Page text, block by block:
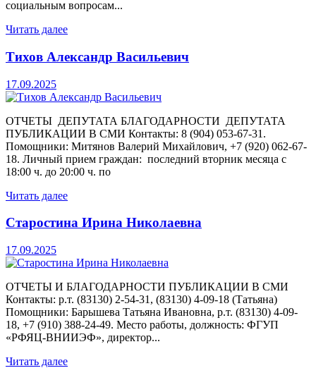
социальным вопросам...
Читать далее
Тихов Александр Васильевич
17.09.2025
ОТЧЕТЫ ДЕПУТАТА БЛАГОДАРНОСТИ ДЕПУТАТА
ПУБЛИКАЦИИ В СМИ Контакты: 8 (904) 053-67-31.
Помощники: Митянов Валерий Михайлович, +7 (920) 062-67-
18. Личный прием граждан: последний вторник месяца с
18:00 ч. до 20:00 ч. по
Читать далее
Старостина Ирина Николаевна
17.09.2025
ОТЧЕТЫ И БЛАГОДАРНОСТИ ПУБЛИКАЦИИ В СМИ
Контакты: р.т. (83130) 2-54-31, (83130) 4-09-18 (Татьяна)
Помощники: Барышева Татьяна Ивановна, р.т. (83130) 4-09-
18, +7 (910) 388-24-49. Место работы, должность: ФГУП
«РФЯЦ-ВНИИЭФ», директор...
Читать далее